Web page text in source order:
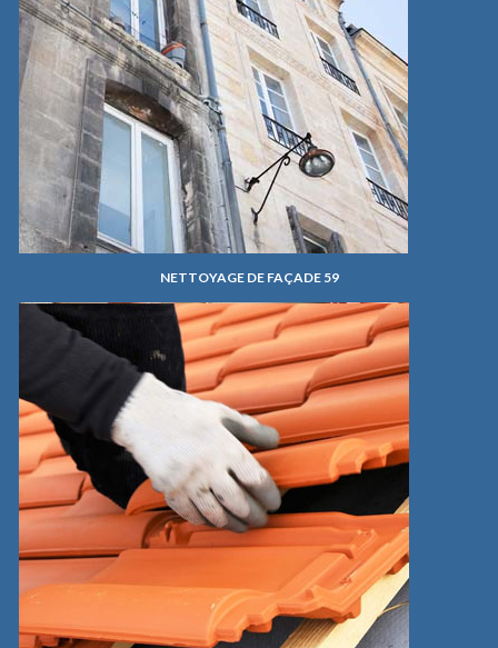
NETTOYAGE DE FAÇADE 59